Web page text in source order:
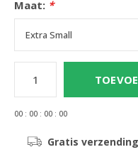
Maat: *
00 : 00 : 00 : 00
Gratis verzending